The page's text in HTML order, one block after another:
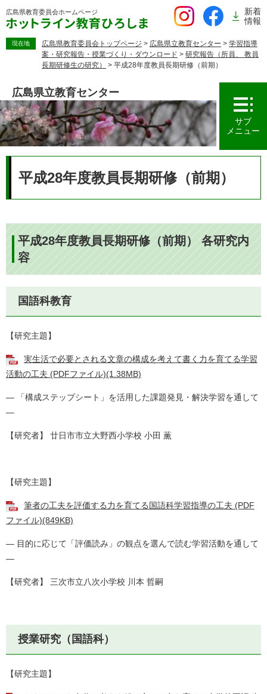
ー
す。
広島県教育委員会ホームページ
新着
情報
現在地 広島県教育委員会トップページ > 広島県立教育センター > 学習指導
案・研究報告・授業づくり・ダウンロード > 研究報告（所員、 教員
長期研修生の研究）
> 平成28年度教員長期研修（前期）
広島県立教育センター
サブ
メニュー
平成28年度教員長期研修（前期）
平成28年度教員長期研修（前期） 各研究内
容
国語科教育
【研究主題】
実生活で必要とされる文章の構成を考えて書く力を育てる学習
活動の工夫 (PDFファイル)(1.38MB)
― 「構成ステップシート」を活用した課題発見・解決学習を通して
―
【研究者】 廿日市市立大野西小学校 小田 薫
【研究主題】
筆者の工夫を評価する力を育てる国語科学習指導の工夫 (PDF
ファイル)(849KB)
― 目的に応じて「評価読み」の観点を選んで読む学習活動を通して
―
【研究者】 三次市立八次小学校 川本 哲嗣
授業研究（国語科）
【研究主題】